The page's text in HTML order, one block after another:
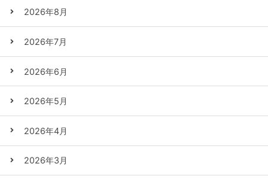
2026年8月
2026年7月
2026年6月
2026年5月
2026年4月
2026年3月